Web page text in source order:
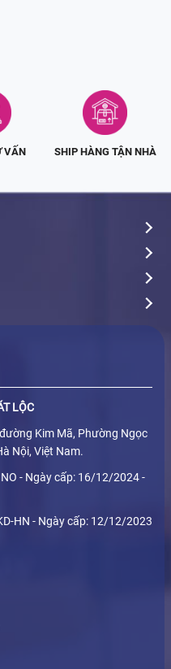
VẤN SHIP HÀNG TẬN NHÀ
LỘC
Kim Mã, Phường Ngọc
Nội, Việt Nam.
- Ngày cấp: 16/12/2024 -
HN - Ngày cấp: 12/12/2023